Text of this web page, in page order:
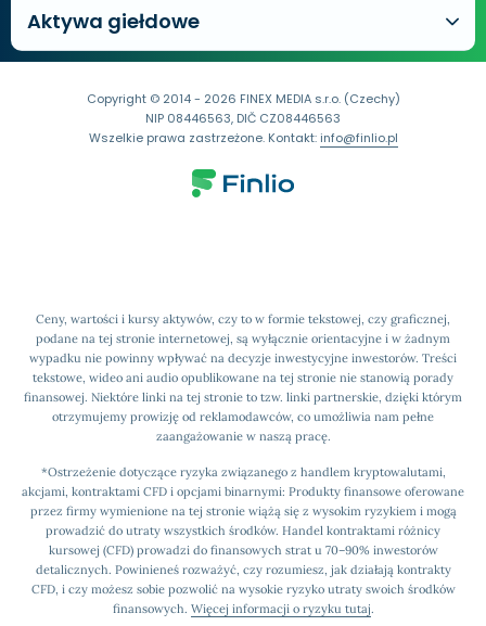
Aktywa giełdowe
Ceny, wartości i kursy aktywów, czy to w formie tekstowej, czy graficznej,
podane na tej stronie internetowej, są wyłącznie orientacyjne i w żadnym
wypadku nie powinny wpływać na decyzje inwestycyjne inwestorów. Treści
tekstowe, wideo ani audio opublikowane na tej stronie nie stanowią porady
finansowej. Niektóre linki na tej stronie to tzw. linki partnerskie, dzięki którym
otrzymujemy prowizję od reklamodawców, co umożliwia nam pełne
zaangażowanie w naszą pracę.
*Ostrzeżenie dotyczące ryzyka związanego z handlem kryptowalutami,
akcjami, kontraktami CFD i opcjami binarnymi: Produkty finansowe oferowane
przez firmy wymienione na tej stronie wiążą się z wysokim ryzykiem i mogą
prowadzić do utraty wszystkich środków. Handel kontraktami różnicy
kursowej (CFD) prowadzi do finansowych strat u 70–90% inwestorów
detalicznych. Powinieneś rozważyć, czy rozumiesz, jak działają kontrakty
CFD, i czy możesz sobie pozwolić na wysokie ryzyko utraty swoich środków
finansowych. Więcej informacji o ryzyku tutaj
Copyright © 2014 - 2026 FINEX MEDIA s.r.o. (Czechy)
NIP 08446563, DIČ CZ08446563
Wszelkie prawa zastrzeżone. Kontakt:info@finlio.pl